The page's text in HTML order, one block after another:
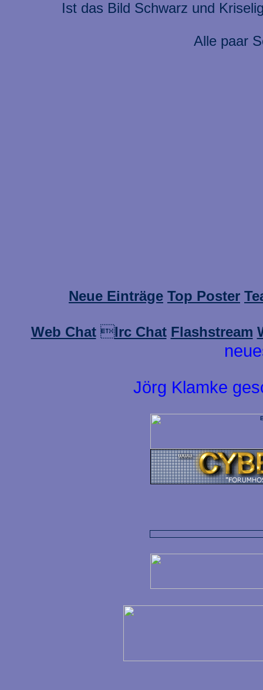
Ist das Bild Schwarz und
Alle paar
Neue Einträge Top Poster
Web ChatIrc Chat Flashstream
Jörg Klamke